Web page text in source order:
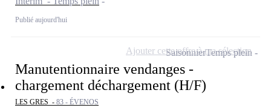
Publié aujourd'hui
Manutentionnaire vendanges -
chargement déchargement (H/F)
LES GRES - 83 - ÉVENOS
SaisonnierTemps plein
Ajouter cette offre à ma sélection